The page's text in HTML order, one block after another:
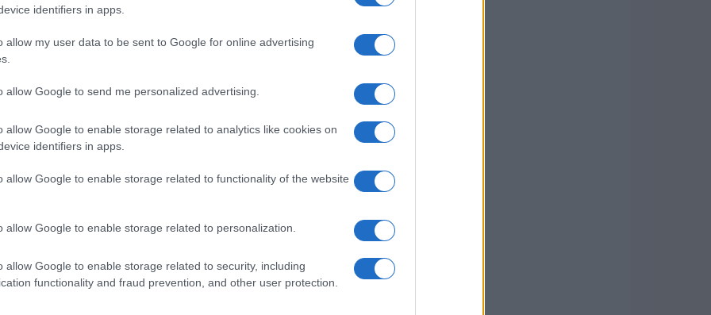
identifiers in apps.
allow my user data to be sent to Google for online advertising
allow Google to send me personalized advertising.
allow Google to enable storage related to analytics like cookies on
identifiers in apps.
allow Google to enable storage related to functionality of the website
allow Google to enable storage related to personalization.
allow Google to enable storage related to security, including
functionality and fraud prevention, and other user protection.
nella natura<\/strong> offre una serie di
per la letteratura con la bellezza del
l’opportunità di scoprire il territorio
in bicicletta, arricchite da temi
che, in caso di maltempo, le attività
è consigliabile rimanere aggiornati sulle
h3>
delle Foibe<\/strong> accoglierà i
un evento intitolato
Biblioteca nel
prendere in prestito libri, partecipare a
ludici e creativi. I più piccoli non